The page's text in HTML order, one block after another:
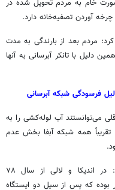
خام به مردم تحویل شده در
آوردن تصفیه‌خانه دارد.
مردم بعد از بارندگی به مدت
دلیل با تانکر آبرسانی به آنها
فرسودگی شبکه آبرسانی
می‌توانستند آب لوله‌کشی را به
آبفا بخش عدم
در اندیکا و لالی
از سال ۷۸
بوده که پس از سیل دو ایستگاه